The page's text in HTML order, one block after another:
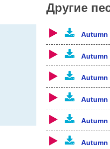
Другие
Autumn
Autumn
Autumn
Autumn
Autumn
Autumn